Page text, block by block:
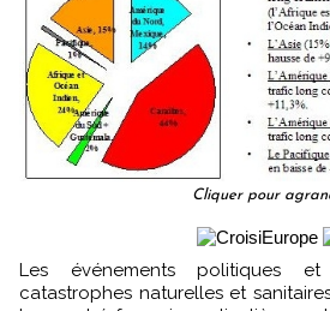
Cliquer pour
Les événements politiques et géo-politiques, les
catastrophes naturelles et